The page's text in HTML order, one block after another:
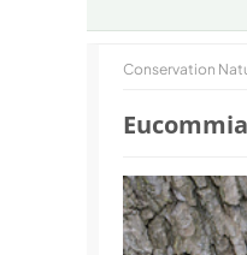
Conservation